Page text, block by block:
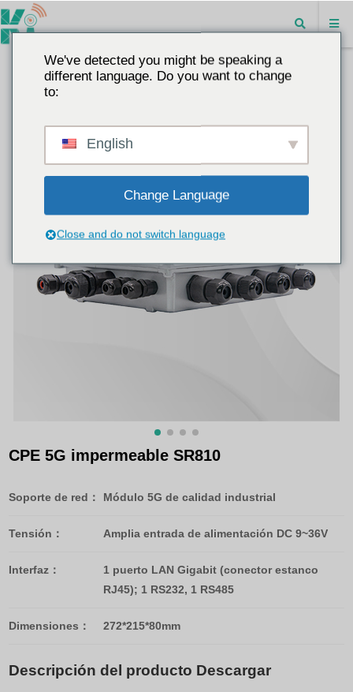
CPE 5G impermeable SR810
Soporte de red： Módulo 5G de calidad industrial
Tensión： Amplia entrada de alimentación DC 9~36V
Interfaz：
1 puerto LAN Gigabit (conector estanco
RJ45); 1 RS232, 1 RS485
Dimensiones： 272*215*80mm
Descripción del producto Descargar
We've detected you might be speaking a
different language. Do you want to change
to:
English
Change Language
Close and do not switch language